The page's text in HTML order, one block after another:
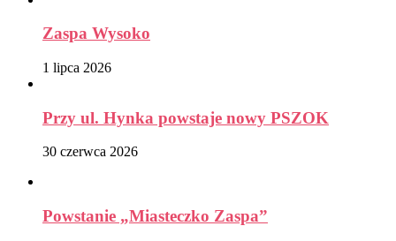
Zaspa Wysoko
1 lipca 2026
Przy ul. Hynka powstaje nowy PSZOK
30 czerwca 2026
Powstanie „Miasteczko Zaspa”